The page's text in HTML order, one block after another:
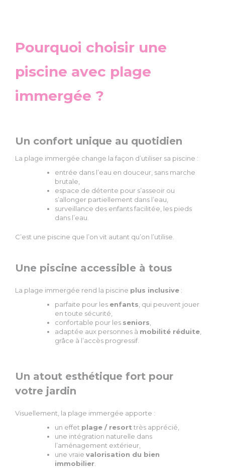
Pourquoi choisir une
piscine avec plage
immergée ?
Un confort unique au quotidien
La plage immergée change la façon d’utiliser sa piscine :
entrée dans l’eau en douceur, sans marche
brutale,
espace de détente pour s’asseoir ou
s’allonger partiellement dans l’eau,
surveillance des enfants facilitée, les pieds
dans l’eau.
C’est une piscine que l’on vit autant qu’on l’utilise.
Une piscine accessible à tous
La plage immergée rend la piscine plus inclusive :
parfaite pour les enfants , qui peuvent jouer
en toute sécurité,
confortable pour les seniors
adaptée aux personnes à mobilité réduite
grâce à l’accès progressif.
Un atout esthétique fort pour
votre jardin
Visuellement, la plage immergée apporte :
un effet plage / resorttrès apprécié,
une intégration naturelle dans
l’aménagement extérieur,
une vraie valorisation du bien
immobilier.